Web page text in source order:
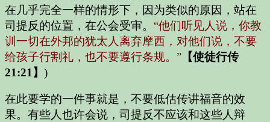
在几乎完全一样的情形下，因为类似的原因，站在
司提反的位置，在公会受审。 “他们听见人说，你教
训一切在外邦的犹太人离弃摩西，对他们说，不要
给孩子行割礼，也不要遵行条规。” 【使徒行传
21:21】 )
在此要学的一件事就是，不要低估传讲福音的效
果。有些人也许会说，司提反不应该和这些人辩